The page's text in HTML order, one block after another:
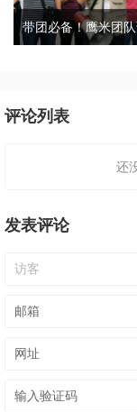
评论列表
还
发表评论